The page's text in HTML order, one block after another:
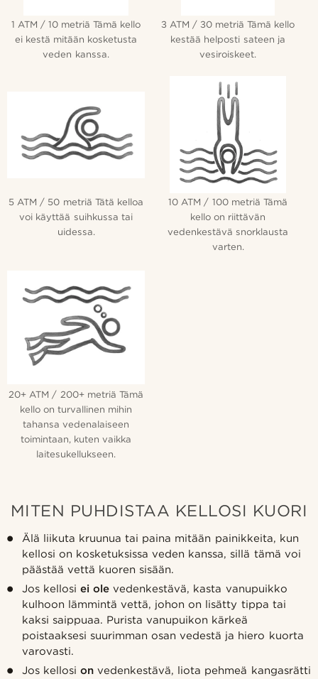
1 ATM / 10 metriä Tämä kello
ei kestä mitään kosketusta
veden kanssa.
3 ATM / 30 metriä Tämä kello
kestää helposti sateen ja
vesiroiskeet.
5 ATM / 50 metriä Tätä kelloa
voi käyttää suihkussa tai
uidessa.
10 ATM / 100 metriä Tämä
kello on riittävän
vedenkestävä snorklausta
varten.
20+ ATM / 200+ metriä Tämä
kello on turvallinen mihin
tahansa vedenalaiseen
toimintaan, kuten vaikka
laitesukellukseen.
MITEN PUHDISTAA KELLOSI KUORI
Älä liikuta kruunua tai paina mitään painikkeita, kun
kellosi on kosketuksissa veden kanssa, sillä tämä voi
päästää vettä kuoren sisään.
Jos kellosiei ole vedenkestävä, kasta vanupuikko
kulhoon lämmintä vettä, johon on lisätty tippa tai
kaksi saippuaa. Purista vanupuikon kärkeä
poistaaksesi suurimman osan vedestä ja hiero kuorta
varovasti.
Jos kellosion vedenkestävä, liota pehmeä kangasrätti